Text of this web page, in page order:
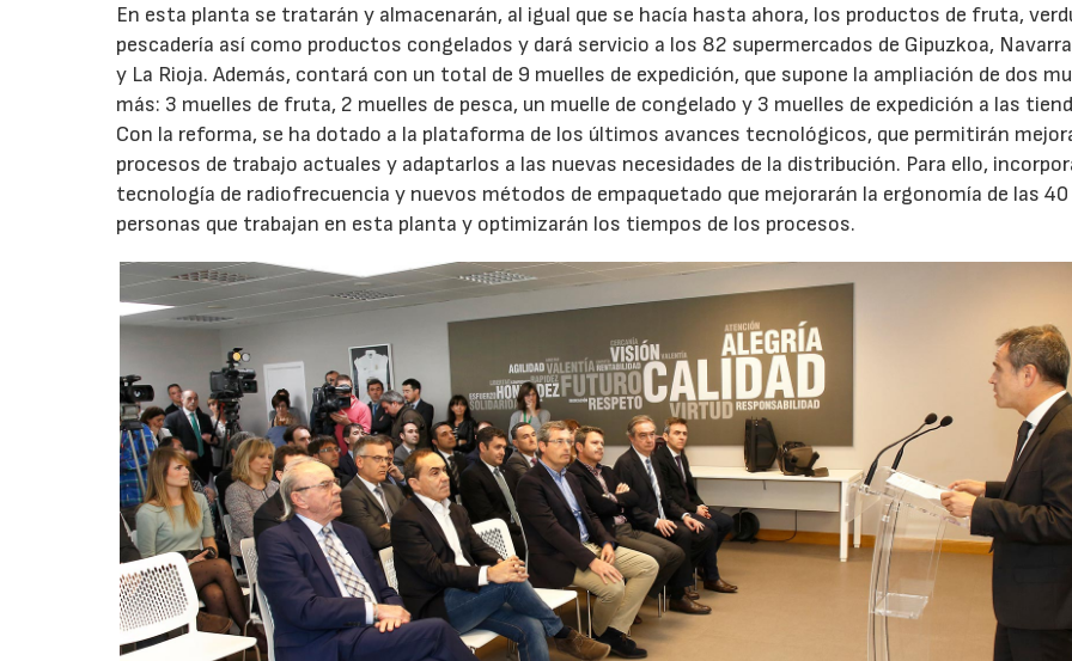
En esta planta se tratarán y almacenarán, al igual que se hacía hasta ahora, los productos de fruta,
pescadería así como productos congelados y dará servicio a los 82 supermercados de Gipuzkoa,
y La Rioja. Además, contará con un total de 9 muelles de expedición, que supone la ampliación de dos
más: 3 muelles de fruta, 2 muelles de pesca, un muelle de congelado y 3 muelles de expedición a las
Con la reforma, se ha dotado a la plataforma de los últimos avances tecnológicos, que permitirán
procesos de trabajo actuales y adaptarlos a las nuevas necesidades de la distribución. Para ello,
tecnología de radiofrecuencia y nuevos métodos de empaquetado que mejorarán la ergonomía de las 40
personas que trabajan en esta planta y optimizarán los tiempos de los procesos.